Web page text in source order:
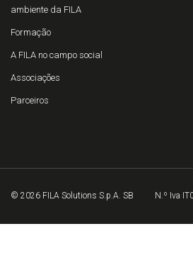
ambiente da FILA
Formação
A FILA no campo social
Associações
Parceiros
© 2026 FILA Solutions S.p.A. SB N.º Iva